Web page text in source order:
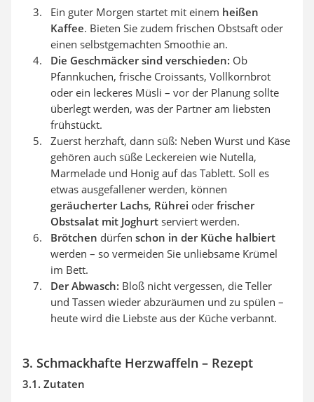
Ein guter Morgen startet mit einem heißen
Kaffee. Bieten Sie zudem frischen Obstsaft oder
einen selbstgemachten Smoothie an.
Die Geschmäcker sind verschieden: Ob
Pfannkuchen, frische Croissants, Vollkornbrot
oder ein leckeres Müsli – vor der Planung sollte
überlegt werden, was der Partner am liebsten
frühstückt.
Zuerst herzhaft, dann süß: Neben Wurst und Käse
gehören auch süße Leckereien wie Nutella,
Marmelade und Honig auf das Tablett. Soll es
etwas ausgefallener werden, können
geräucherter Lachs, Rührei oder frischer
Obstsalat mit Joghurt serviert werden.
Brötchen dürfen schon in der Küche halbiert
werden – so vermeiden Sie unliebsame Krümel
im Bett.
Der Abwasch: Bloß nicht vergessen, die Teller
und Tassen wieder abzuräumen und zu spülen –
heute wird die Liebste aus der Küche verbannt.
3. Schmackhafte Herzwaffeln – Rezept
3.1. Zutaten